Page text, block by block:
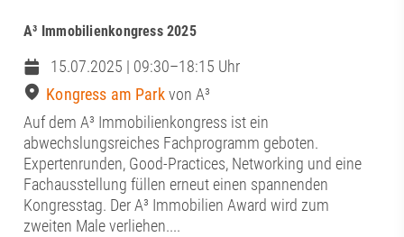
A³ Immobilienkongress 2025
15.07.2025 | 09:30–18:15 Uhr
Kongress am Parkvon A³
Auf dem A³ Immobilienkongress ist ein
abwechslungsreiches Fachprogramm geboten.
Expertenrunden, Good-Practices, Networking und eine
Fachausstellung füllen erneut einen spannenden
Kongresstag. Der A³ Immobilien Award wird zum
zweiten Male verliehen....